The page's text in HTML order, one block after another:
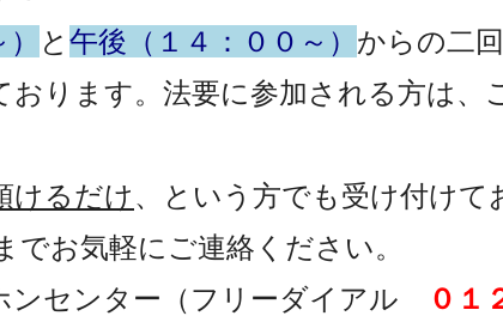
と 午後（１４：００～） からの二回
おります。法要に参加される方は、
けるだけ、という方でも受け付けて
お気軽にご連絡ください。
センター（フリーダイアル
０１